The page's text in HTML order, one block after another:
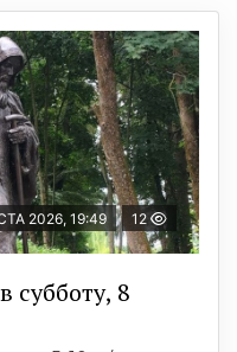
2026, 19:49 12
субботу, 8